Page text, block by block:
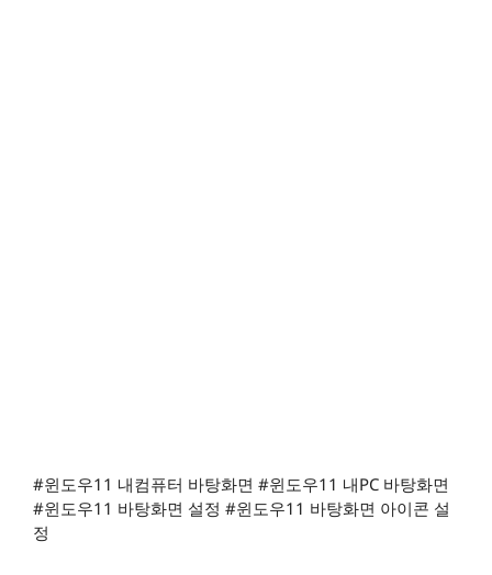
#윈도우11 내컴퓨터 바탕화면 #윈도우11 내PC 바탕화면
#윈도우11 바탕화면 설정 #윈도우11 바탕화면 아이콘 설
정